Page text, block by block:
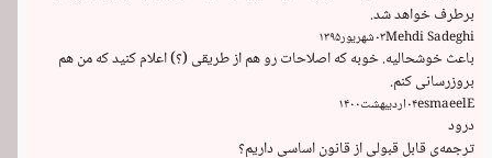
برطرف خواهد شد.
Mehdi Sadeghi۰۳شهریور۱۳۹۵
بروزرسانی کنم.
esmaeelE۰۴اردیبهشت۱۴۰۰
ترجمه‌ی قابل قبولی از قانون اساسی داریم؟